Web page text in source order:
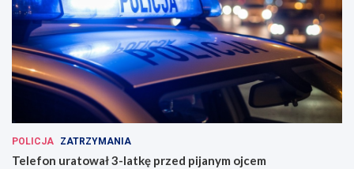
POLICJA ZATRZYMANIA
Telefon uratował 3-latkę przed pijanym ojcem